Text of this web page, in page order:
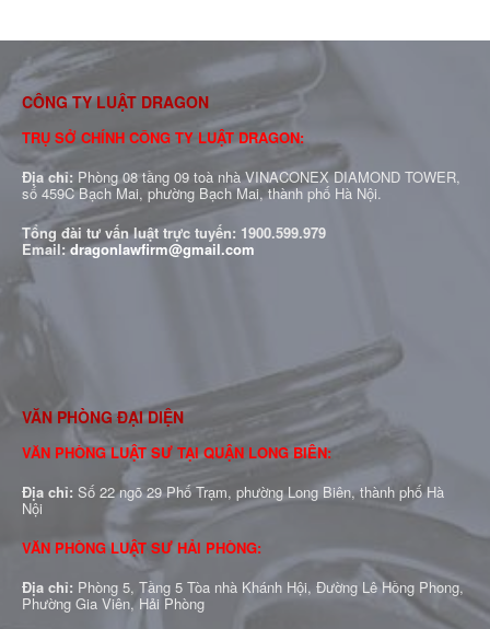
CÔNG TY LUẬT DRAGON
TRỤ SỞ CHÍNH CÔNG TY LUẬT DRAGON:
Địa chỉ: Phòng 08 tầng 09 toà nhà VINACONEX DIAMOND TOWER,
số 459C Bạch Mai, phường Bạch Mai, thành phố Hà Nội.
Tổng đài tư vấn luật trực tuyến: 1900.599.979
Email:dragonlawfirm@gmail.com
VĂN PHÒNG ĐẠI DIỆN
VĂN PHÒNG LUẬT SƯ TẠI QUẬN LONG BIÊN:
Địa chỉ: Số 22 ngõ 29 Phố Trạm, phường Long Biên, thành phố Hà
Nội
VĂN PHÒNG LUẬT SƯ HẢI PHÒNG:
Địa chỉ: Phòng 5, Tầng 5 Tòa nhà Khánh Hội, Đường Lê Hồng Phong,
Phường Gia Viên, Hải Phòng